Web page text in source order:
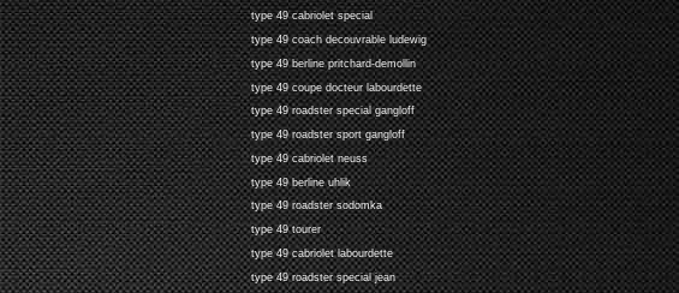
type 49 cabriolet special
type 49 coach decouvrable ludewig
type 49 berline pritchard-demollin
type 49 coupe docteur labourdette
type 49 roadster special gangloff
type 49 roadster sport gangloff
type 49 cabriolet neuss
type 49 berline uhlik
type 49 roadster sodomka
type 49 tourer
type 49 cabriolet labourdette
type 49 roadster special jean